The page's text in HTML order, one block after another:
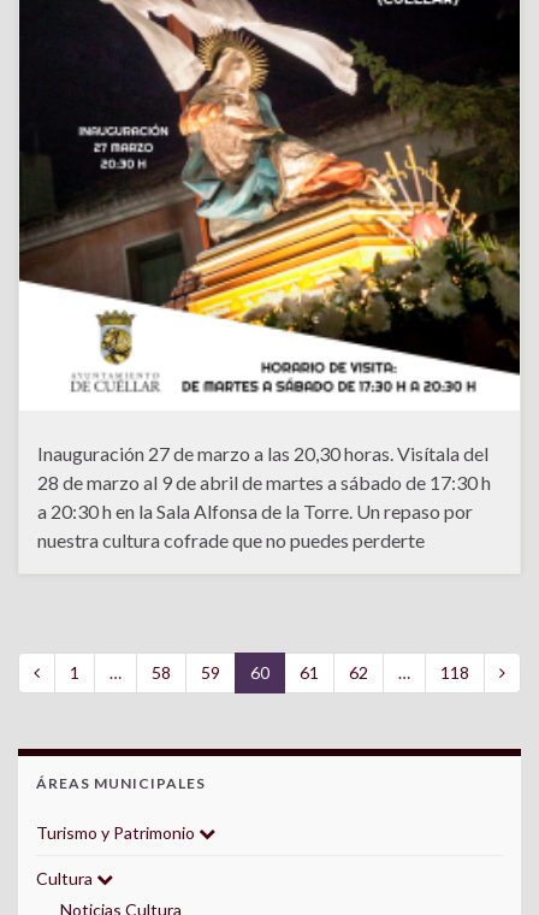
Inauguración 27 de marzo a las 20,30 horas. Visítala del
28 de marzo al 9 de abril de martes a sábado de 17:30 h
a 20:30 h en la Sala Alfonsa de la Torre. Un repaso por
nuestra cultura cofrade que no puedes perderte
1 … 58 59 60 61 62 … 118
ÁREAS MUNICIPALES
Turismo y Patrimonio
Cultura
Noticias Cultura